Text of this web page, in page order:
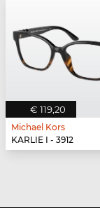
€ 119,20
Michael Kors
KARLIE I - 3912